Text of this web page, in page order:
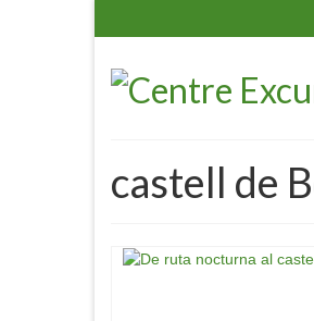
castell de